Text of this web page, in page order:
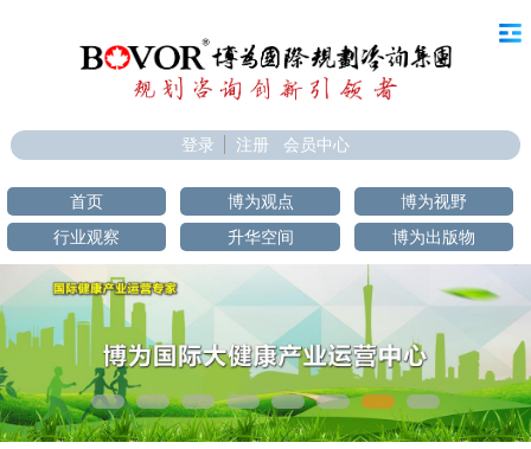
登录 注册 会员中心
首页 博为观点
博为视野
行业观察
升华空间 博为出版物